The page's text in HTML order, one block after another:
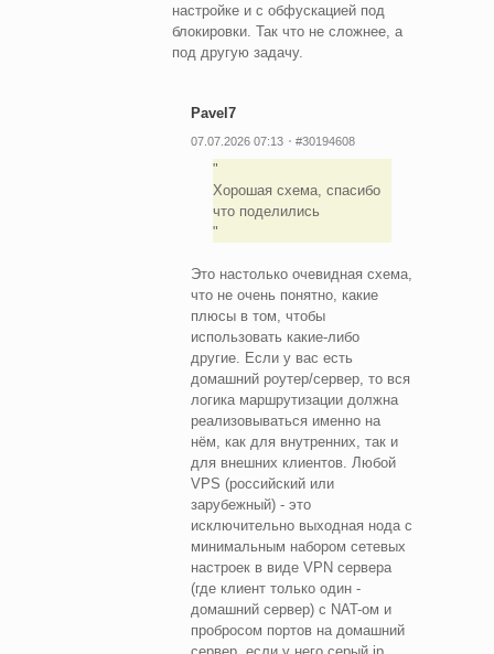
настройке и с обфускацией под
блокировки. Так что не сложнее, а
под другую задачу.
Pavel7
07.07.2026 07:13 #30194608
Хорошая схема, спасибо
что поделились
Это настолько очевидная схема,
что не очень понятно, какие
плюсы в том, чтобы
использовать какие-либо
другие. Если у вас есть
домашний роутер/сервер, то вся
логика маршрутизации должна
реализовываться именно на
нём, как для внутренних, так и
для внешних клиентов. Любой
VPS (российский или
зарубежный) - это
исключительно выходная нода с
минимальным набором сетевых
настроек в виде VPN сервера
(где клиент только один -
домашний сервер) с NAT-ом и
пробросом портов на домашний